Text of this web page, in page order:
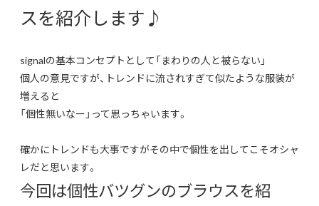
スを紹介します♪
signalの基本コンセプトとして「まわりの人と被らない」
個人の意見ですが、トレンドに流されすぎて似たような服装が
増えると
「個性無いなー」って思っちゃいます。
確かにトレンドも大事ですがその中で個性を出してこそオシャ
レだと思います。
今回は個性バツグンのブラウスを紹